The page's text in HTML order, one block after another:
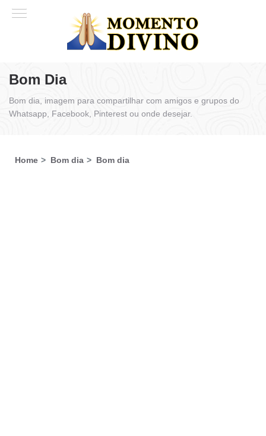
Bom Dia
Bom dia, imagem para compartilhar com amigos e grupos do
Whatsapp, Facebook, Pinterest ou onde desejar.
Home Bom dia Bom dia